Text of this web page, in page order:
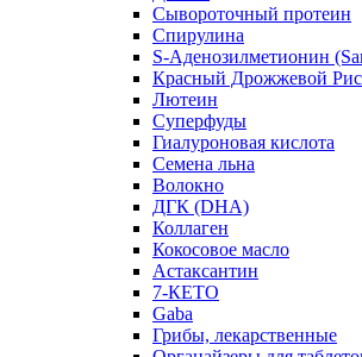
Сывороточный протеин
Спирулина
S-Аденозилметионин
Красный Дрожжевой Рис
Лютеин
Суперфуды
Гиалуроновая кислота
Семена льна
Волокно
ДГК (DHA)
Коллаген
Кокосовое масло
Астаксантин
7-КЕТО
Gaba
Грибы, лекарственные